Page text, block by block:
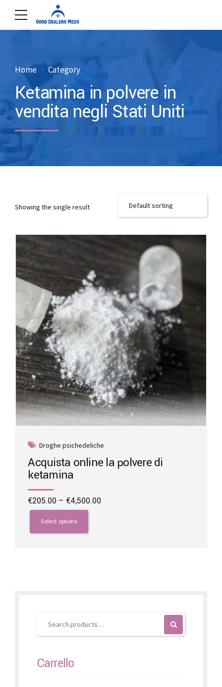
Home Category
Ketamina in polvere in
vendita negli Stati Uniti
Showing the single result
Droghe psichedeliche
Acquista online la polvere di
ketamina
€205.00 – €4,500.00
Select options
This
product
has
product
Carrello